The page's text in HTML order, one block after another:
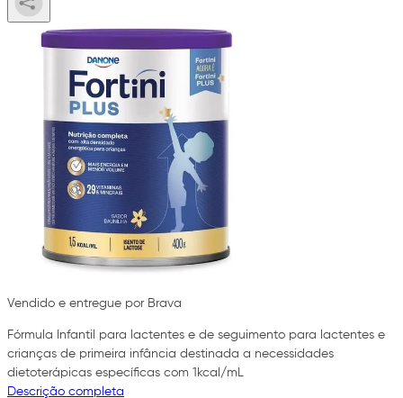
Vendido e entregue por Brava
Fórmula Infantil para lactentes e de seguimento para lactentes e
crianças de primeira infância destinada a necessidades
dietoterápicas específicas com 1kcal/mL
Descrição completa